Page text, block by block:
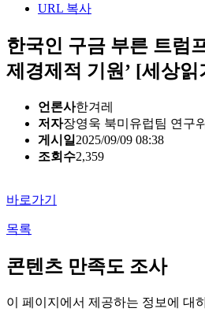
URL 복사
한국인 구금 부른 트럼
제경제적 기원’ [세상읽
언론사한겨레
저자장영욱 북미유럽팀 연구
게시일 2025/09/09 08:38
조회수2,359
바로가기
목록
콘텐츠 만족도 조사
이 페이지에서 제공하는 정보에 대